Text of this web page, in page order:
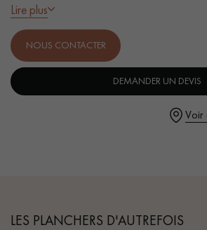
VOUS AVEZ UN
Nos experts sont à votre disposition
pas dans le choix et la pose de
- Lames Largeur 190 cm
- Fumé, Oxydé, Huile cire naturelle
- Chanfreins martelés des 4 côtés
- Choix Rustic - petits nœuds fermés,
- Parquet certifié PEFC & Parquet de
Lire plus
NOUS CONTACTER
DEMANDER UN DEVIS
Voir
LES PLANCHERS D'AUTREFOIS